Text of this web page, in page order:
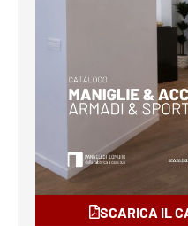
SCARICA IL